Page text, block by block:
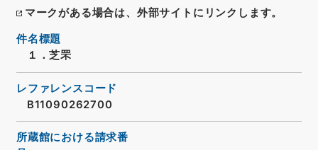
マークがある場合は、外部サイトにリンクします。
件名標題
１．芝罘
レファレンスコード
B11090262700
所蔵館における請求番